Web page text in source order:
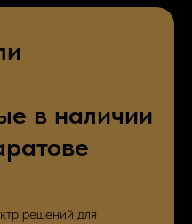
в наличии
решений для